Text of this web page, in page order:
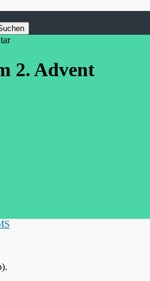
2. Advent